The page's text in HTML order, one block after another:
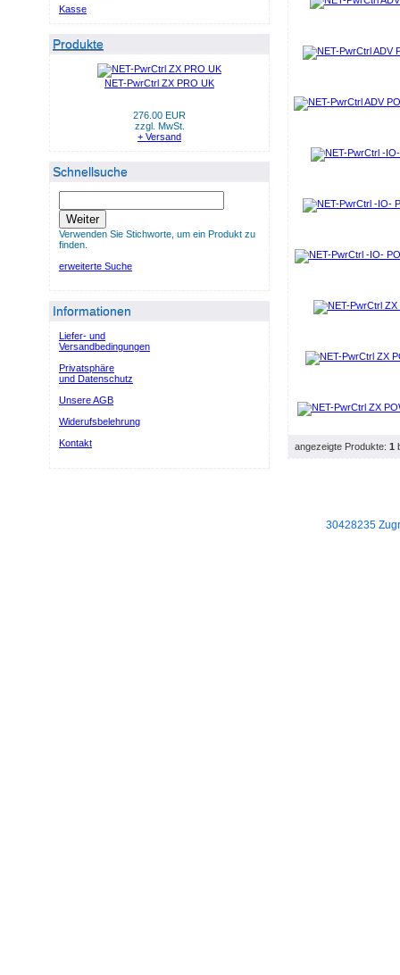
Kasse
Produkte
NET-PwrCtrl ZX PRO UK
276.00 EUR
zzgl. MwSt.
+ Versand
Schnellsuche
Weiter
Verwenden Sie Stichworte, um ein Produkt zu
finden.
erweiterte Suche
Informationen
Liefer- und
Versandbedingungen
Privatsphäre
und Datenschutz
Unsere AGB
Widerufsbelehrung
Kontakt
angezeigte Produkte: 1
30428235